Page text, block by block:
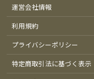
運営会社情報
利用規約
プライバシーポリシー
特定商取引法に基づく表示